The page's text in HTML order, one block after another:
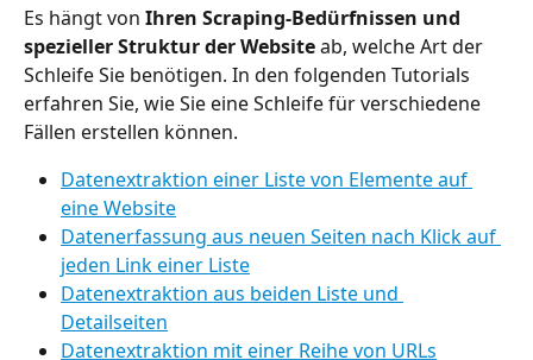
Es hängt von Ihren Scraping-Bedürfnissen und
spezieller Struktur der Website ab, welche Art der
Schleife Sie benötigen. In den folgenden Tutorials
erfahren Sie, wie Sie eine Schleife für verschiedene
Fällen erstellen können.
Datenextraktion einer Liste von Elemente auf
eine Website
Datenerfassung aus neuen Seiten nach Klick auf
jeden Link einer Liste
Datenextraktion aus beiden Liste und
Detailseiten
Datenextraktion mit einer Reihe von URLs